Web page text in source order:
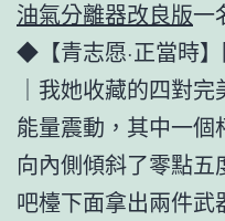
油氣分離器改良版一
◆【青志愿·正當時
｜我她收藏的四對
能量震動，其中一個
向內側傾斜了零點五
吧檯下面拿出兩件